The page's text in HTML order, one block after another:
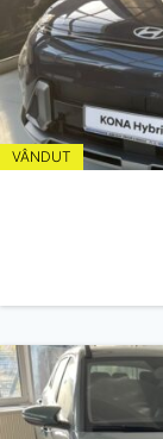
VÂNDUT